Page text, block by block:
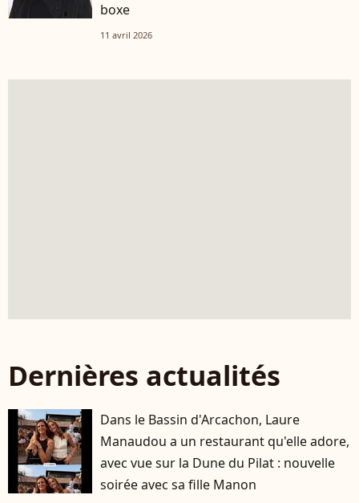
boxe
11 avril 2026
Dernières actualités
Dans le Bassin d'Arcachon, Laure
Manaudou a un restaurant qu'elle adore,
avec vue sur la Dune du Pilat : nouvelle
soirée avec sa fille Manon